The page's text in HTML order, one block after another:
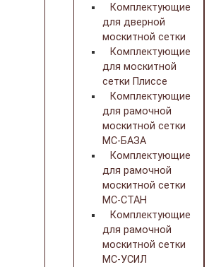
Комплектующие
для дверной
москитной сетки
Комплектующие
для москитной
сетки Плиссе
Комплектующие
для рамочной
москитной сетки
МС-БАЗА
Комплектующие
для рамочной
москитной сетки
МС-СТАН
Комплектующие
для рамочной
москитной сетки
МС-УСИЛ